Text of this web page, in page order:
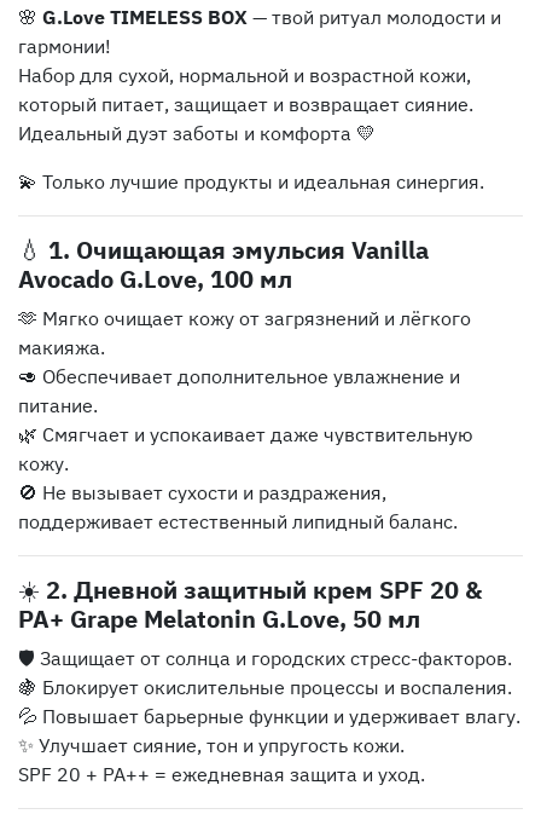
🌸 G.Love TIMELESS BOX — твой ритуал молодости и
гармонии!
Набор для сухой, нормальной и возрастной кожи,
который питает, защищает и возвращает сияние.
Идеальный дуэт заботы и комфорта 💛
💫 Только лучшие продукты и идеальная синергия.
💧 1. Очищающая эмульсия Vanilla
Avocado G.Love, 100 мл
🫶 Мягко очищает кожу от загрязнений и лёгкого
макияжа.
🥑 Обеспечивает дополнительное увлажнение и
питание.
🌿 Смягчает и успокаивает даже чувствительную
кожу.
🚫 Не вызывает сухости и раздражения,
поддерживает естественный липидный баланс.
☀️ 2. Дневной защитный крем SPF 20 &
PA+ Grape Melatonin G.Love, 50 мл
🛡️ Защищает от солнца и городских стресс-факторов.
🍇 Блокирует окислительные процессы и воспаления.
💦 Повышает барьерные функции и удерживает влагу.
✨ Улучшает сияние, тон и упругость кожи.
SPF 20 + PA++ = ежедневная защита и уход.